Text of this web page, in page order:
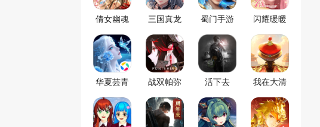
倩女幽魂
三国真龙
蜀门手游 闪耀暖暖
华夏芸青
战双帕弥
活下去
我在大清